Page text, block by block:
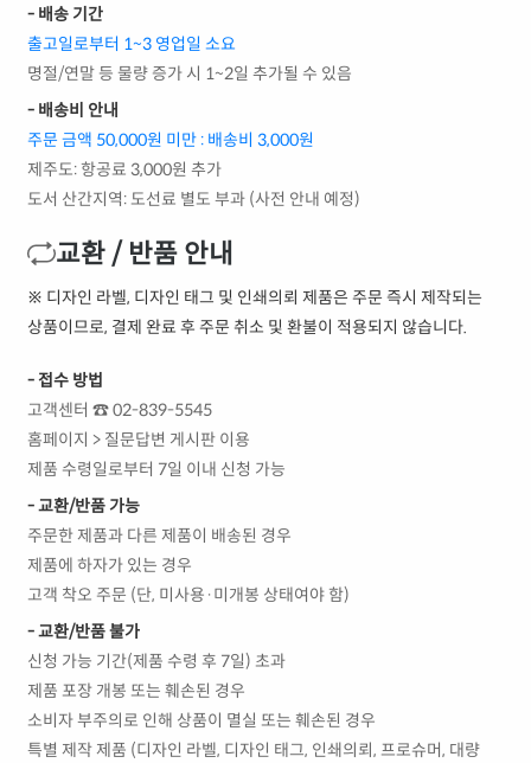
- 배송 기간
출고일로부터 1~3 영업일 소요
명절/연말 등 물량 증가 시 1~2일 추가될 수 있음
- 배송비 안내
주문 금액 50,000원 미만 : 배송비 3,000원
제주도: 항공료 3,000원 추가
도서 산간지역: 도선료 별도 부과 (사전 안내 예정)
교환 / 반품 안내
※ 디자인 라벨, 디자인 태그 및 인쇄의뢰 제품은 주문 즉시 제작되는
상품이므로, 결제 완료 후 주문 취소 및 환불이 적용되지 않습니다.
- 접수 방법
고객센터 ☎ 02-839-5545
홈페이지 > 질문답변 게시판 이용
제품 수령일로부터 7일 이내 신청 가능
- 교환/반품 가능
주문한 제품과 다른 제품이 배송된 경우
제품에 하자가 있는 경우
고객 착오 주문 (단, 미사용·미개봉 상태여야 함)
- 교환/반품 불가
신청 가능 기간(제품 수령 후 7일) 초과
제품 포장 개봉 또는 훼손된 경우
소비자 부주의로 인해 상품이 멸실 또는 훼손된 경우
특별 제작 제품 (디자인 라벨, 디자인 태그, 인쇄의뢰, 프로슈머, 대량